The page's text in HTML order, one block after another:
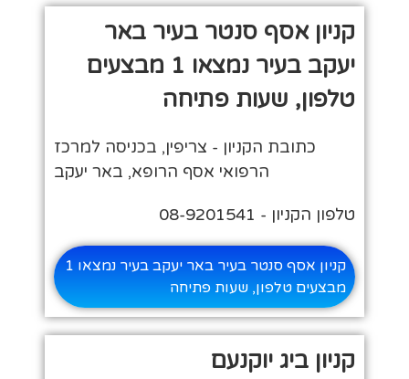
קניון אסף סנטר בעיר באר
יעקב בעיר נמצאו 1 מבצעים
טלפון, שעות פתיחה
כתובת הקניון - צריפין, בכניסה למרכז
הרפואי אסף הרופא, באר יעקב
טלפון הקניון - 08-9201541
קניון אסף סנטר בעיר באר יעקב בעיר נמצאו 1
מבצעים טלפון, שעות פתיחה
קניון ביג יוקנעם